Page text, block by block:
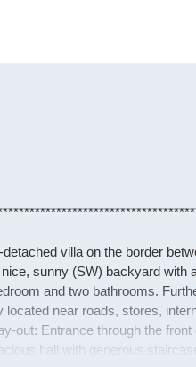
villa on the border
sunny (SW) backyard with
and two bathrooms.
located near roads, stores,
out: Entrance through the
hall with generous